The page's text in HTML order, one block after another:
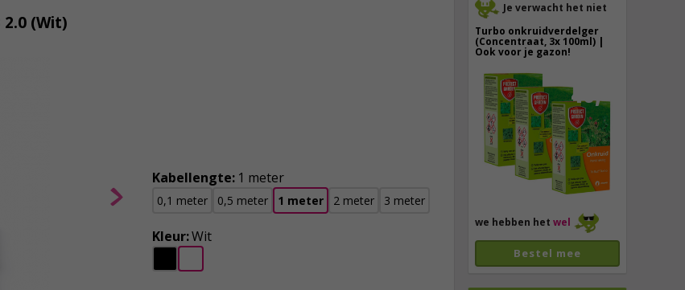
Je verwacht het niet
Turbo onkruidverdelger
(Concentraat, 3x 100ml) |
Ook voor je gazon!
40,
we hebben het wel
Bestel mee
2.0 (Wit)
Kabellengte: 1 meter
0,1 meter 0,5 meter 1 meter 2 meter 3 meter
Kleur:Wit